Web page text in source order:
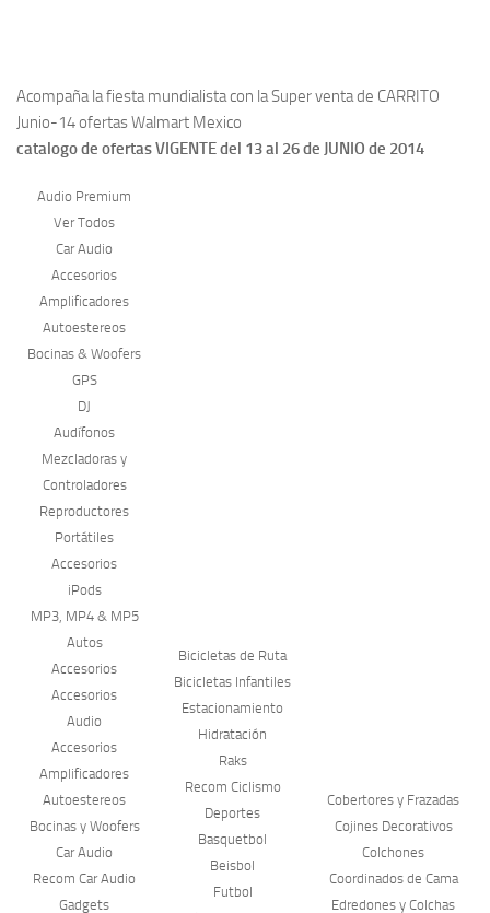
Acompaña la fiesta mundialista con la Super venta de CARRITO
Junio-14 ofertas Walmart Mexico
catalogo de ofertas VIGENTE del 13 al 26 de JUNIO de 2014
Audio Premium
Ver Todos
Car Audio
Accesorios
Amplificadores
Autoestereos
Bocinas & Woofers
GPS
DJ
Audífonos
Mezcladoras y
Controladores
Reproductores
Portátiles
Accesorios
iPods
MP3, MP4 & MP5
Autos
Accesorios
Accesorios
Audio
Accesorios
Amplificadores
Autoestereos
Bocinas y Woofers
Car Audio
Recom Car Audio
Gadgets
Bicicletas de Ruta
Bicicletas Infantiles
Estacionamiento
Hidratación
Raks
Recom Ciclismo
Deportes
Basquetbol
Beisbol
Futbol
Cobertores y Frazadas
Cojines Decorativos
Colchones
Coordinados de Cama
Edredones y Colchas